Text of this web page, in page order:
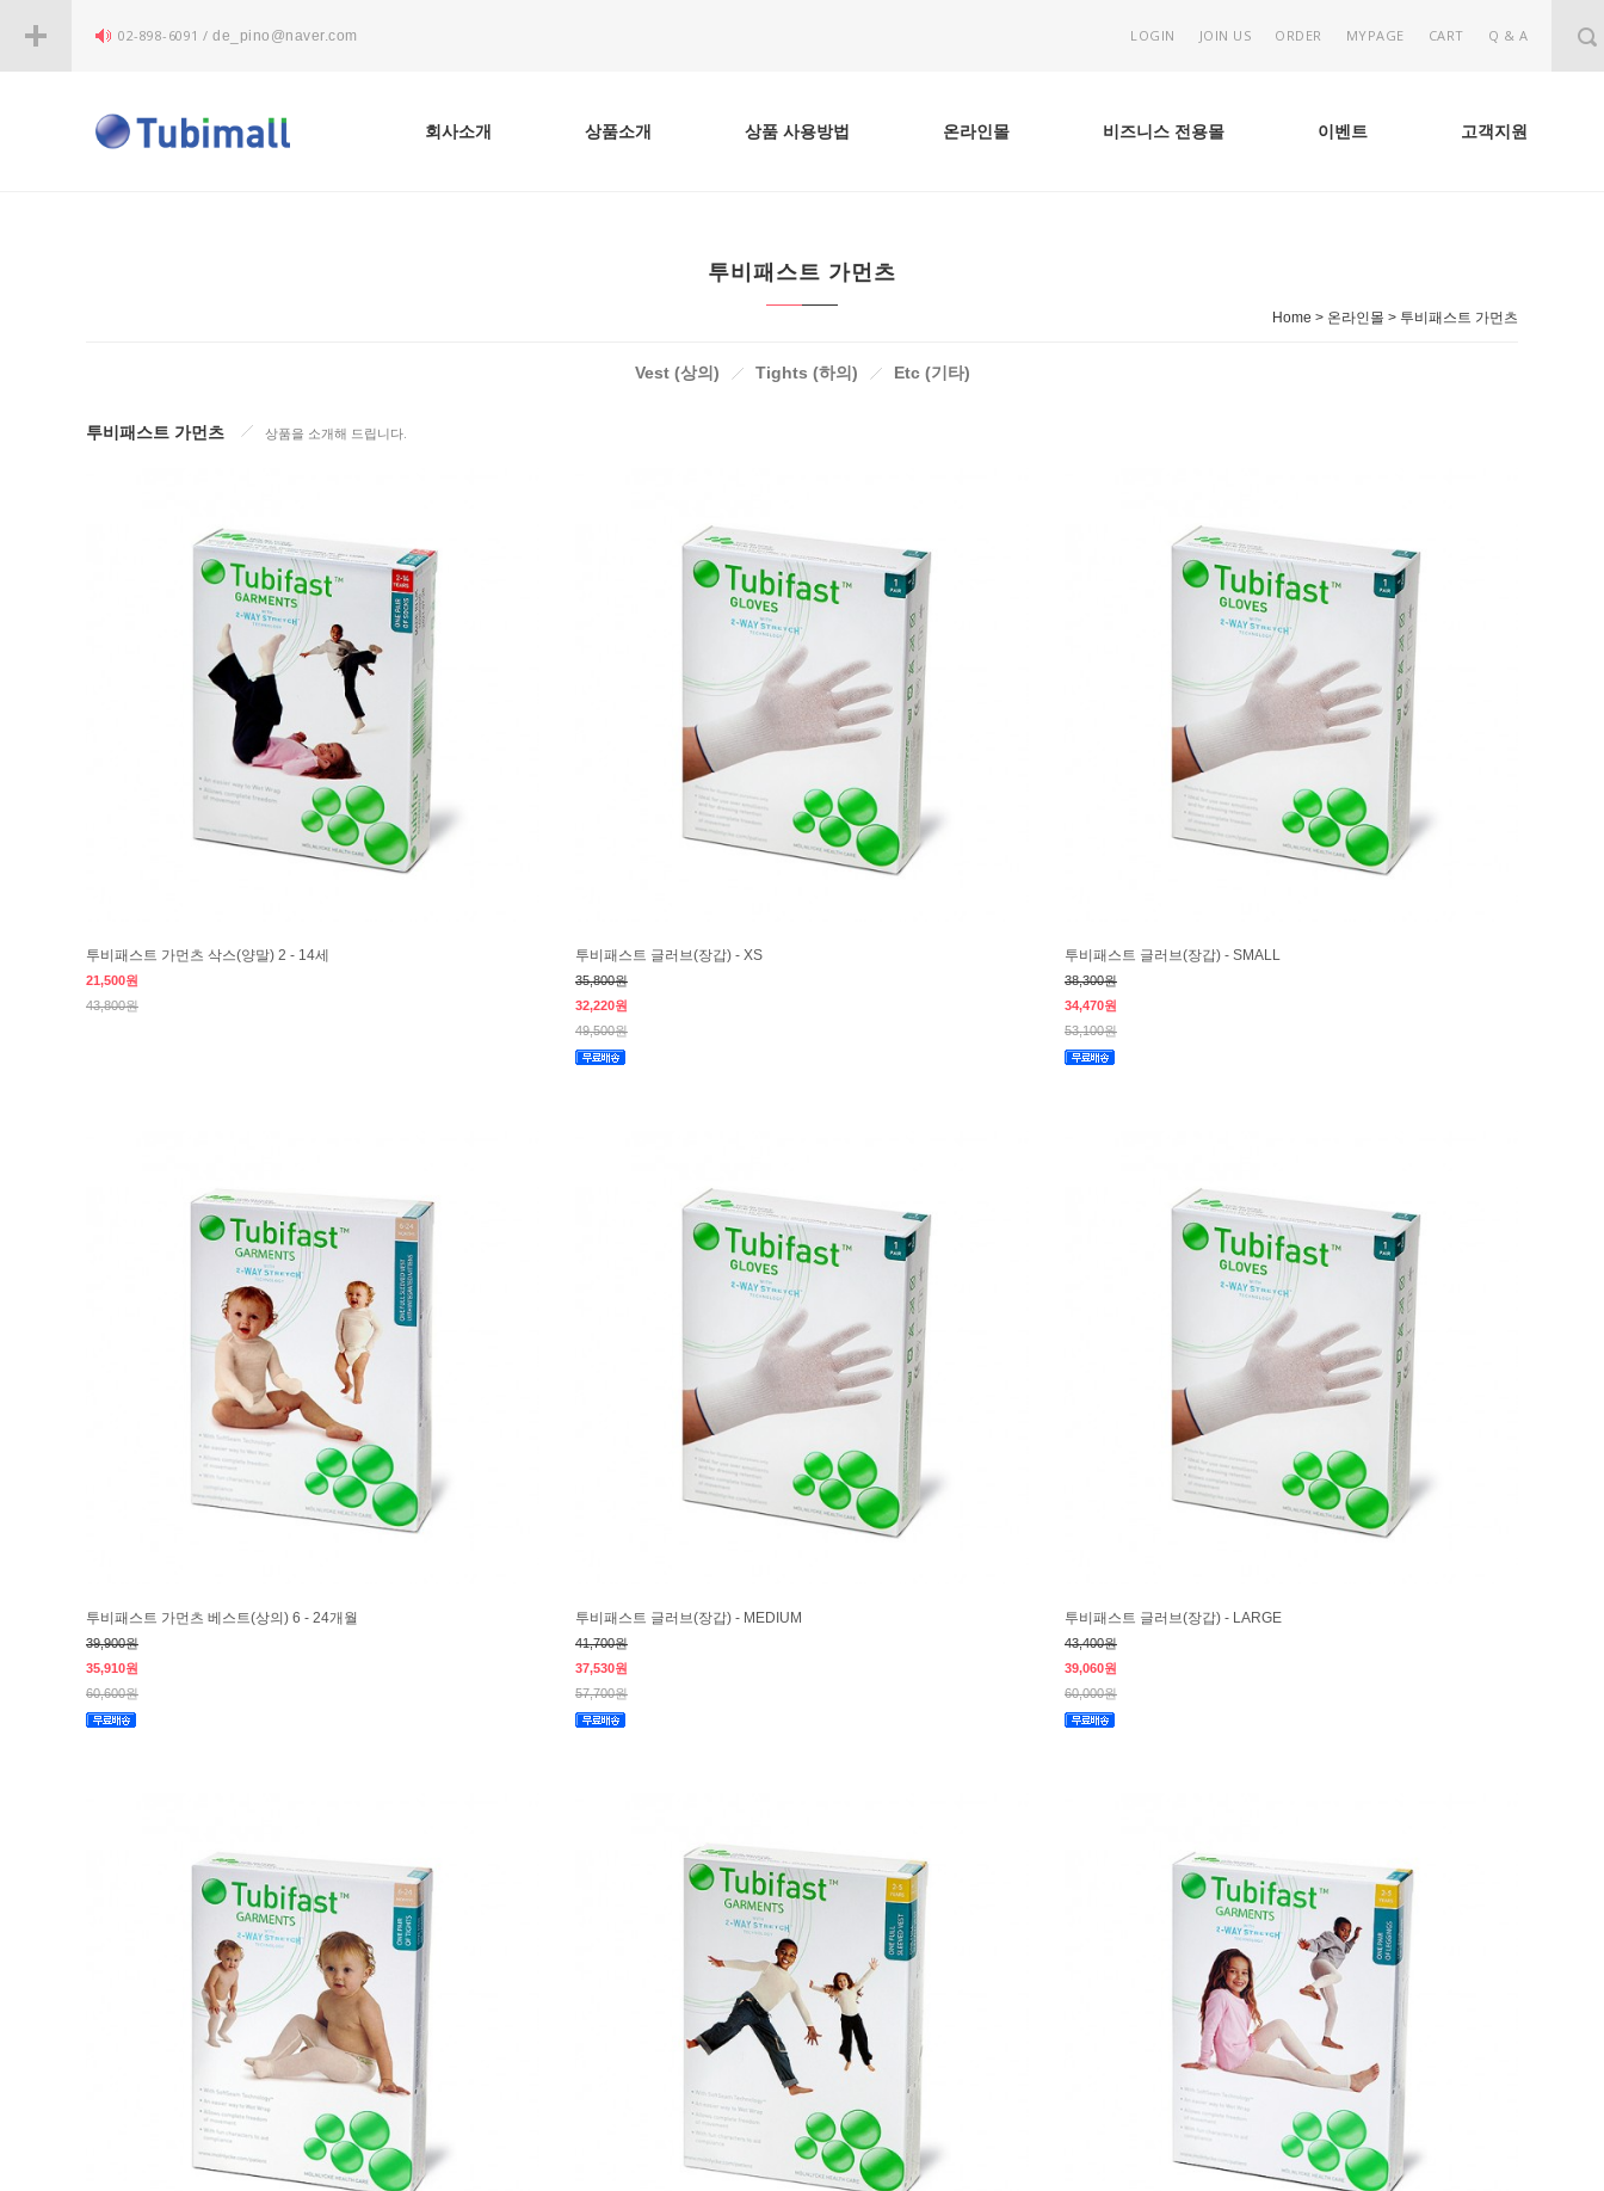
02-898-6091 / de_pino@naver.com LOGIN JOIN US ORDER MYPAGE CART Q & A
회사소개 상품소개 상품 사용방법 온라인몰 비즈니스 전용몰 이벤트 고객지원
투비패스트 가먼츠
Home > 온라인몰 > 투비패스트 가먼츠
Vest (상의) Tights (하의) Etc (기타)
투비패스트 가먼츠 상품을 소개해 드립니다.
투비패스트 가먼츠 삭스(양말) 2 - 14세
21,500원
43,800원
투비패스트 글러브(장갑) - XS
35,800원
32,220원
49,500원
투비패스트 글러브(장갑) - SMALL
38,300원
34,470원
53,100원
투비패스트 가먼츠 베스트(상의) 6 - 24개월
39,900원
35,910원
60,600원
투비패스트 글러브(장갑) - MEDIUM
41,700원
37,530원
57,700원
투비패스트 글러브(장갑) - LARGE
43,400원
39,060원
60,000원